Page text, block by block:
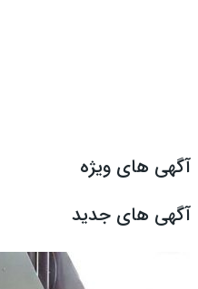
آگهی های ویژه
آگهی های جدید